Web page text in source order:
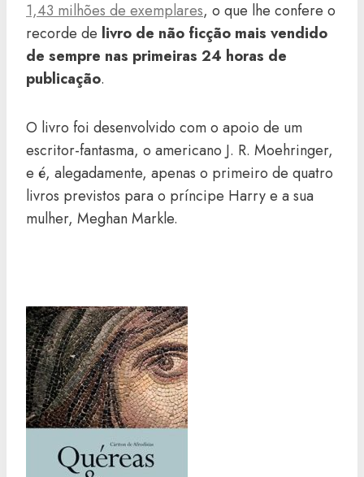
1,43 milhões de exemplares, o que lhe confere o
recorde de livro de não ficção mais vendido
de sempre nas primeiras 24 horas de
publicação.
O livro foi desenvolvido com o apoio de um
escritor-fantasma, o americano J. R. Moehringer,
e é, alegadamente, apenas o primeiro de quatro
livros previstos para o príncipe Harry e a sua
mulher, Meghan Markle.